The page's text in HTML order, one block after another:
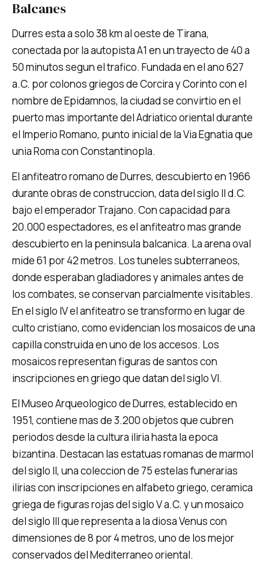
Balcanes
Durres esta a solo 38 km al oeste de Tirana,
conectada por la autopista A1 en un trayecto de 40 a
50 minutos segun el trafico. Fundada en el ano 627
a.C. por colonos griegos de Corcira y Corinto con el
nombre de Epidamnos, la ciudad se convirtio en el
puerto mas importante del Adriatico oriental durante
el Imperio Romano, punto inicial de la Via Egnatia que
unia Roma con Constantinopla.
El anfiteatro romano de Durres, descubierto en 1966
durante obras de construccion, data del siglo II d.C.
bajo el emperador Trajano. Con capacidad para
20.000 espectadores, es el anfiteatro mas grande
descubierto en la peninsula balcanica. La arena oval
mide 61 por 42 metros. Los tuneles subterraneos,
donde esperaban gladiadores y animales antes de
los combates, se conservan parcialmente visitables.
En el siglo IV el anfiteatro se transformo en lugar de
culto cristiano, como evidencian los mosaicos de una
capilla construida en uno de los accesos. Los
mosaicos representan figuras de santos con
inscripciones en griego que datan del siglo VI.
El Museo Arqueologico de Durres, establecido en
1951, contiene mas de 3.200 objetos que cubren
periodos desde la cultura iliria hasta la epoca
bizantina. Destacan las estatuas romanas de marmol
del siglo II, una coleccion de 75 estelas funerarias
ilirias con inscripciones en alfabeto griego, ceramica
griega de figuras rojas del siglo V a.C. y un mosaico
del siglo III que representa a la diosa Venus con
dimensiones de 8 por 4 metros, uno de los mejor
conservados del Mediterraneo oriental.